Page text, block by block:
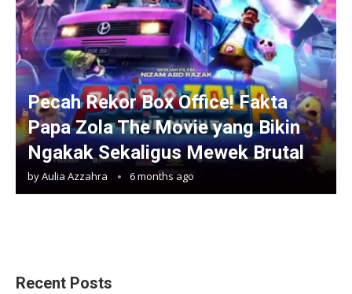
Pecah Rekor Box Office! Fakta
Papa Zola The Movie yang Bikin
Ngakak Sekaligus Mewek Brutal
byAulia Azzahra 6 months ago
Recent Posts